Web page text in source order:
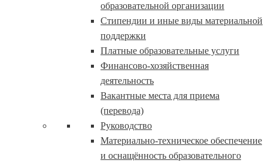
образовательной организации
Стипендии и иные виды материальной
поддержки
Платные образовательные услуги
Финансово-хозяйственная
деятельность
Вакантные места для приема
(перевода)
Руководство
Материально-техническое обеспечение
и оснащённость образовательного